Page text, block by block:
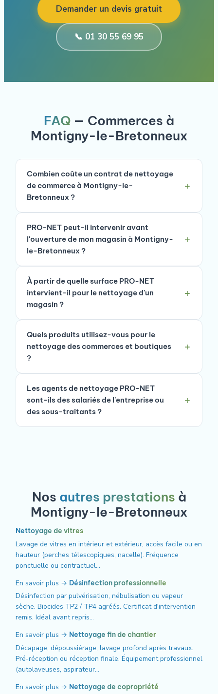
Demander un devis gratuit
📞 01 30 55 69 95
FAQ — Commerces à
Montigny-le-Bretonneux
Combien coûte un contrat de nettoyage
de commerce à Montigny-le-
Bretonneux ?
PRO-NET peut-il intervenir avant
l'ouverture de mon magasin à Montigny-
le-Bretonneux ?
À partir de quelle surface PRO-NET
intervient-il pour le nettoyage d'un
magasin ?
Quels produits utilisez-vous pour le
nettoyage des commerces et boutiques
?
Les agents de nettoyage PRO-NET
sont-ils des salariés de l'entreprise ou
des sous-traitants ?
Nos autres prestations à
Montigny-le-Bretonneux
Nettoyage de vitres
Lavage de vitres en intérieur et extérieur, accès facile ou en
hauteur (perches télescopiques, nacelle). Fréquence
ponctuelle ou contractuel…
En savoir plus → Désinfection professionnelle
Désinfection par pulvérisation, nébulisation ou vapeur
sèche. Biocides TP2 / TP4 agréés. Certificat d'intervention
remis. Idéal avant repris…
En savoir plus → Nettoyage fin de chantier
Décapage, dépoussiérage, lavage profond après travaux.
Pré-réception ou réception finale. Équipement professionnel
(autolaveuses, aspirateur…
En savoir plus → Nettoyage de copropriété